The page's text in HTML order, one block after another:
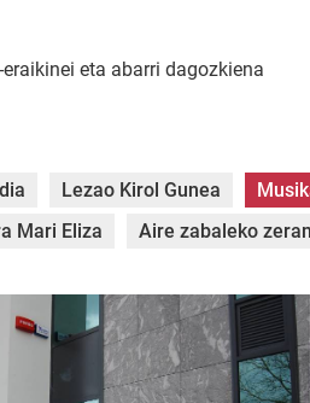
eta abarri dagozkiena
Lezao Kirol Gunea
Mari Eliza Aire zabaleko